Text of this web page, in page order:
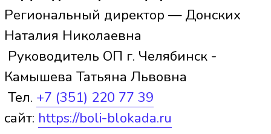
Боли нет" г.Челябинск
Лицензия